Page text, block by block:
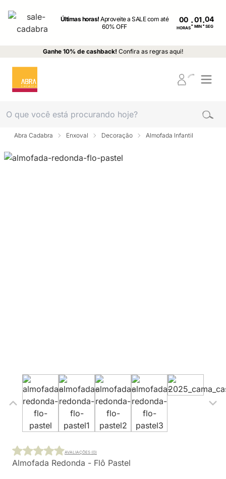
Últimas horas!Aproveite a SALE com até
60% OFF
00
HORAS: MIN : SEG
Ganhe 10% de cashback! Confira as regras aqui!
Abra Cadabra Enxoval Decoração Almofada Infantil
Almofada Redonda - Flô Pastel
AVALIAÇÕES (0)